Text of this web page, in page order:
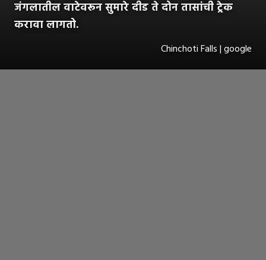
जंगलातील वाटेवरून सुमारे दीड ते दोन तासांची ट्रेक
करावा लागतो.
Chinchoti Falls | google